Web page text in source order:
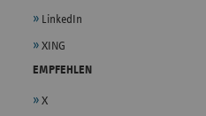
LinkedIn
XING
EMPFEHLEN
X